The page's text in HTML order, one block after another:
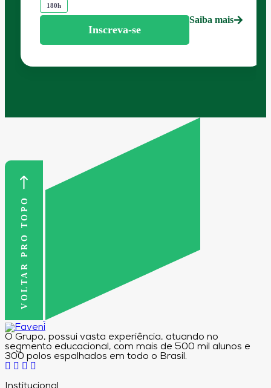
180h
Inscreva-se
Saiba mais
VOLTAR PRO TOPO
O Grupo, possui vasta experiência, atuando no
segmento educacional, com mais de 500 mil alunos e
300 polos espalhados em todo o Brasil.